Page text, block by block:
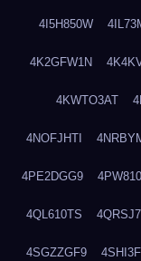
4I5H850W
4K2GFW1N
4KWTO3AT
4NOFJHTI
4PE2DGG9
4QL610TS
4SGZZGF9